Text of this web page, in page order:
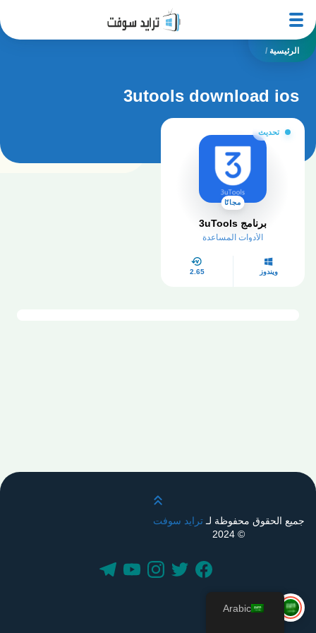
الرئيسية /
3utools download ios
تحديث
مجانًا
برنامج 3uTools
الأدوات المساعدة
ويندوز 2.65
قم بالتمرير لأعلى
جميع الحقوق محفوظة لـترايد سوفت
© 2024
Arabic